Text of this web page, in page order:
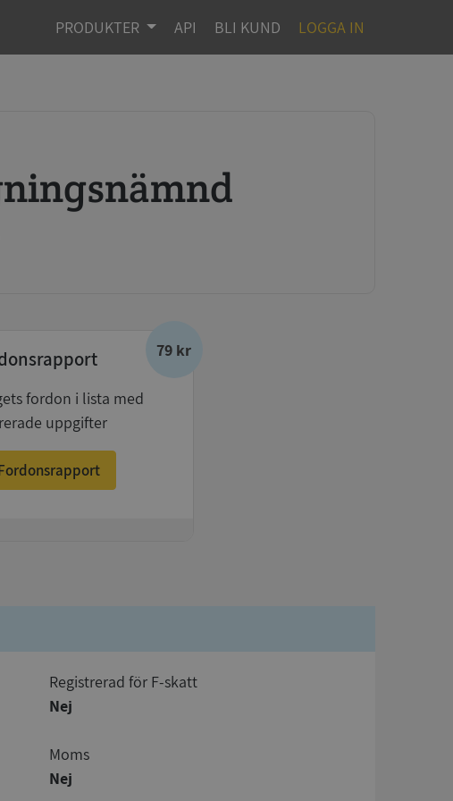
PRODUKTER API BLI KUND LOGGA IN
79 kr
fordon i lista med
uppgifter
registrerad för F-skatt
Nej
Moms
Nej